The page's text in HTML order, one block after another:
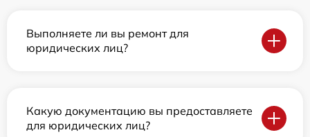
Выполняете ли вы ремонт для
юридических лиц?
Какую документацию вы предоставляете
для юридических лиц?